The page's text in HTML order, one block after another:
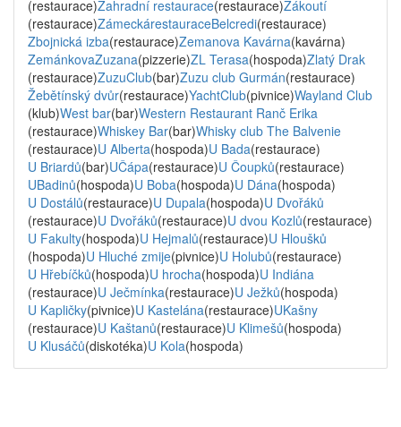
(restaurace)Zahradní restaurace(restaurace)Zákoutí
(restaurace)ZámeckárestauraceBelcredi(restaurace)
Zbojnická izba(restaurace)Zemanova Kavárna(kavárna)
ZemánkovaZuzana(pizzerie)ZL Terasa(hospoda)Zlatý Drak
(restaurace)ZuzuClub(bar)Zuzu club Gurmán(restaurace)
Žebětínský dvůr(restaurace)YachtClub(pivnice)Wayland Club
(klub)West bar(bar)Western Restaurant Ranč Erika
(restaurace)Whiskey Bar(bar)Whisky club The Balvenie
(restaurace)U Alberta(hospoda)U Bada(restaurace)
U Briardů(bar)UČápa(restaurace)U Čoupků(restaurace)
UBadinů(hospoda)U Boba(hospoda)U Dána(hospoda)
U Dostálů(restaurace)U Dupala(hospoda)U Dvořáků
(restaurace)U Dvořáků(restaurace)U dvou Kozlů(restaurace)
U Fakulty(hospoda)U Hejmalů(restaurace)U Hloušků
(hospoda)U Hluché zmije(pivnice)U Holubů(restaurace)
U Hřebíčků(hospoda)U hrocha(hospoda)U Indiána
(restaurace)U Ječmínka(restaurace)U Ježků(hospoda)
U Kapličky(pivnice)U Kastelána(restaurace)UKašny
(restaurace)U Kaštanů(restaurace)U Klimešů(hospoda)
U Klusáčů(diskotéka)U Kola(hospoda)